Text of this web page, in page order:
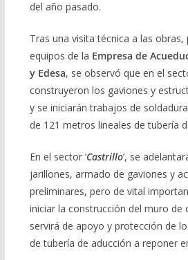
del año pasado.
Tras una visita técnica a las
equipos de la Empresa de
y Edesa, se observó que en el
construyeron los gaviones y
y se iniciarán trabajos de
de 121 metros lineales de tubería
En el sector ‘Castrillo’, se
jarillones, armado de gaviones y
preliminares, pero de vital
iniciar la construcción del muro de
servirá de apoyo y protección de
de tubería de aducción a reponer